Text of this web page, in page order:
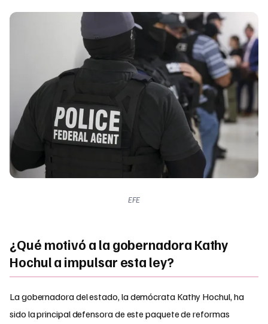
EFE
¿Qué motivó a la gobernadora Kathy
Hochul a impulsar esta ley?
La gobernadora del estado, la demócrata Kathy Hochul, ha
sido la principal defensora de este paquete de reformas